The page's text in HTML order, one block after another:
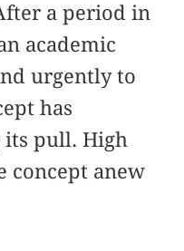
a period in
academic
urgently to
has
its pull. High
concept anew